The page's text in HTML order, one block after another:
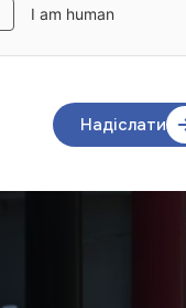
Надіслати